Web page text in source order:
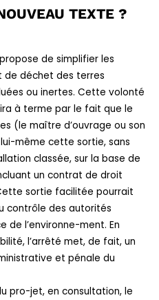
TEXTE ?
de simplifier les
déchet des terres
ou inertes. Cette volonté
à terme par le fait que le
(le maître d’ouvrage ou son
même cette sortie, sans
classée, sur la base de
un contrat de droit
sortie facilitée pourrait
contrôle des autorités
de l’environne-ment. En
l’arrêté met, de fait, un
et pénale du
pro-jet, en consultation, le